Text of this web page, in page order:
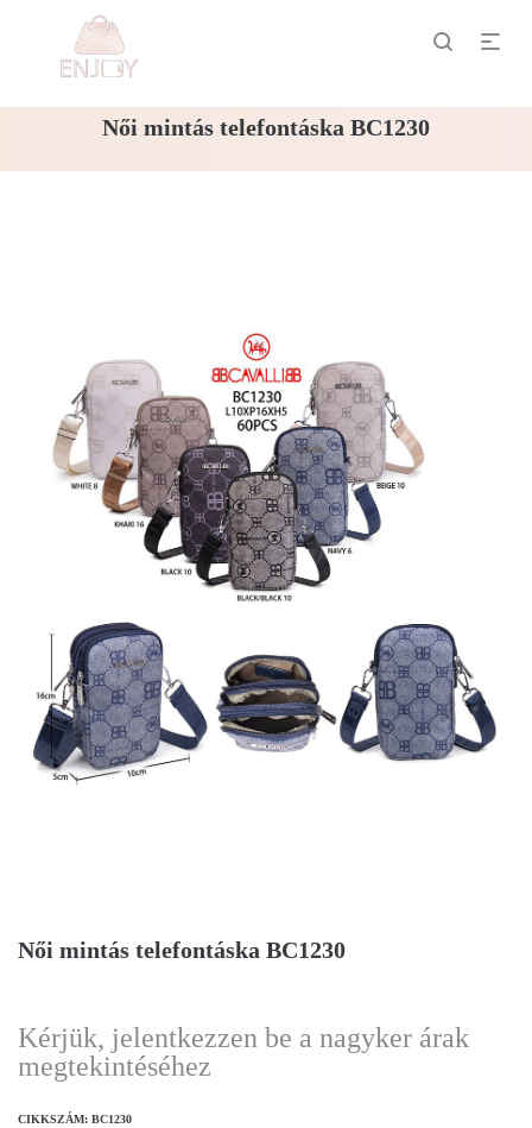
Női mintás telefontáska BC1230
Női mintás telefontáska BC1230
Kérjük, jelentkezzen be a nagyker árak
megtekintéséhez
CIKKSZÁM: BC1230